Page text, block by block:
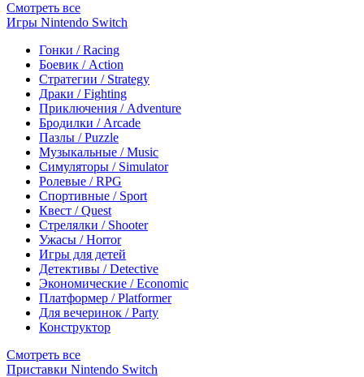
Смотреть все
Игры Nintendo Switch
Гонки / Racing
Боевик / Action
Стратегии / Strategy
Драки / Fighting
Приключения / Adventure
Бродилки / Arcade
Пазлы / Puzzle
Музыкальные / Music
Симуляторы / Simulator
Ролевые / RPG
Спортивные / Sport
Квест / Quest
Стрелялки / Shooter
Ужасы / Horror
Игры для детей
Детективы / Detective
Экономические / Economic
Платформер / Platformer
Для вечеринок / Party
Конструктор
Смотреть все
Приставки Nintendo Switch